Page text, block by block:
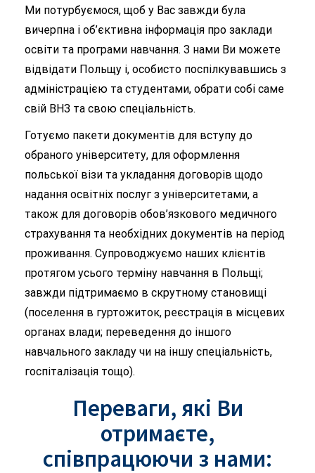
Ми потурбуємося, щоб у Вас завжди була
вичерпна і об’єктивна інформація про заклади
освіти та програми навчання. З нами Ви можете
відвідати Польщу і, особисто поспілкувавшись з
адміністрацією та студентами, обрати собі саме
свій ВНЗ та свою спеціальність.
Готуємо пакети документів для вступу до
обраного університету, для оформлення
польської візи та укладання договорів щодо
надання освітніх послуг з університетами, а
також для договорів обов’язкового медичного
страхування та необхідних документів на період
проживання. Супроводжуємо наших клієнтів
протягом усього терміну навчання в Польщі;
завжди підтримаємо в скрутному становищі
(поселення в гуртожиток, реєстрація в місцевих
органах влади; переведення до іншого
навчального закладу чи на іншу спеціальність,
госпіталізація тощо).
Переваги, які Ви
отримаєте,
співпрацюючи з нами: